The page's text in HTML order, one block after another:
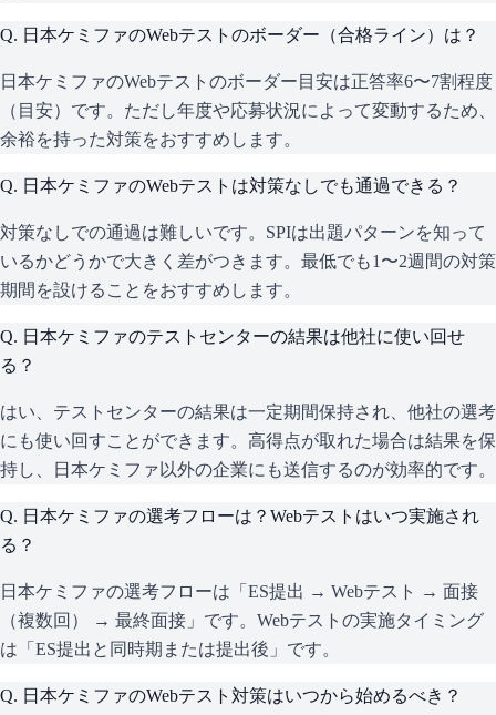
Q. 日本ケミファのWebテストのボーダー（合格ライン）は？
日本ケミファのWebテストのボーダー目安は正答率6〜7割程度
（目安）です。ただし年度や応募状況によって変動するため、
余裕を持った対策をおすすめします。
Q. 日本ケミファのWebテストは対策なしでも通過できる？
対策なしでの通過は難しいです。SPIは出題パターンを知って
いるかどうかで大きく差がつきます。最低でも1〜2週間の対策
期間を設けることをおすすめします。
Q. 日本ケミファのテストセンターの結果は他社に使い回せ
る？
はい、テストセンターの結果は一定期間保持され、他社の選考
にも使い回すことができます。高得点が取れた場合は結果を保
持し、日本ケミファ以外の企業にも送信するのが効率的です。
Q. 日本ケミファの選考フローは？Webテストはいつ実施され
る？
日本ケミファの選考フローは「ES提出 → Webテスト → 面接
（複数回） → 最終面接」です。Webテストの実施タイミング
は「ES提出と同時期または提出後」です。
Q. 日本ケミファのWebテスト対策はいつから始めるべき？